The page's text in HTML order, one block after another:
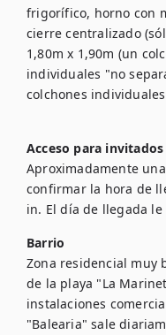
frigorífico, horno con
cierre centralizado
1,80m x 1,90m (un
individuales "no
colchones
Acceso para invitados
Aproximadamente
confirmar la hora de
Barrio
Zona residencial muy
de la playa "La
instalaciones
"Balearia" sale